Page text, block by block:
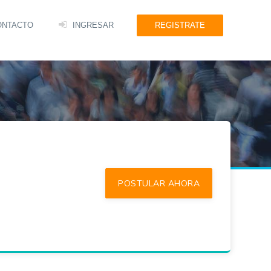
INGRESAR REGISTRATE